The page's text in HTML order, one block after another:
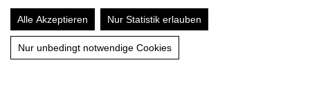
› Sommerurlaub
› Winterurlaub
Alle Akzeptieren Nur Statistik erlauben
Nur unbedingt notwendige Cookies